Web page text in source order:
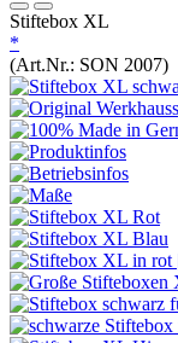
Stiftebox XL
*
(Art.Nr.: SON 2007)